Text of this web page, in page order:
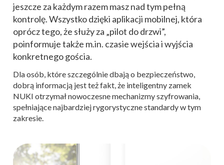
jeszcze za każdym razem masz nad tym pełną
kontrolę. Wszystko dzięki aplikacji mobilnej, która
oprócz tego, że służy za „pilot do drzwi”,
poinformuje także m.in. czasie wejścia i wyjścia
konkretnego gościa.
Dla osób, które szczególnie dbają o bezpieczeństwo,
dobrą informacją jest też fakt, że inteligentny zamek
NUKI otrzymał nowoczesne mechanizmy szyfrowania,
spełniające najbardziej rygorystyczne standardy w tym
zakresie.